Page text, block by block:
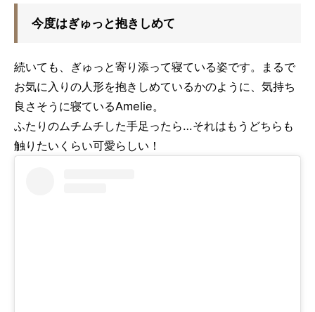
今度はぎゅっと抱きしめて
続いても、ぎゅっと寄り添って寝ている姿です。まるで
お気に入りの人形を抱きしめているかのように、気持ち
良さそうに寝ているAmelie。
ふたりのムチムチした手足ったら…それはもうどちらも
触りたいくらい可愛らしい！